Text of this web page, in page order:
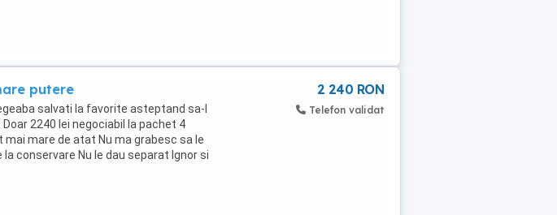
putere
salvati la favorite asteptand sa-l
2240 lei negociabil la pachet 4
mai mare de atat Nu ma grabesc sa le
conservare Nu le dau separat Ignor si
2 240 RON
Telefon validat